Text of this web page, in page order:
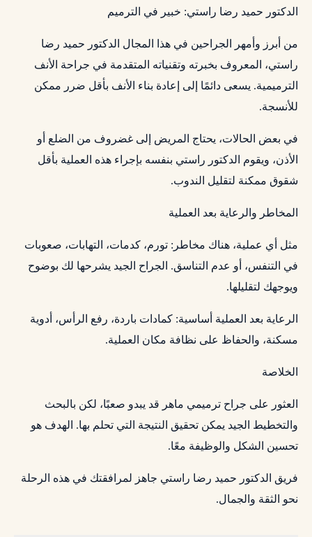
الدكتور حميد رضا راستي: خبير في الترميم
من أبرز وأمهر الجراحين في هذا المجال الدكتور حميد رضا
راستي، المعروف بخبرته وتقنياته المتقدمة في جراحة الأنف
الترميمية. يسعى دائمًا إلى إعادة بناء الأنف بأقل ضرر ممكن
للأنسجة.
في بعض الحالات، يحتاج المريض إلى غضروف من الضلع أو
الأذن، ويقوم الدكتور راستي بنفسه بإجراء هذه العملية بأقل
شقوق ممكنة لتقليل الندوب.
المخاطر والرعاية بعد العملية
مثل أي عملية، هناك مخاطر: تورم، كدمات، التهابات، صعوبات
في التنفس، أو عدم التناسق. الجراح الجيد يشرحها لك بوضوح
ويوجهك لتقليلها.
الرعاية بعد العملية أساسية: كمادات باردة، رفع الرأس، أدوية
مسكنة، والحفاظ على نظافة مكان العملية.
الخلاصة
العثور على جراح ترميمي ماهر قد يبدو صعبًا، لكن بالبحث
والتخطيط الجيد يمكن تحقيق النتيجة التي تحلم بها. الهدف هو
تحسين الشكل والوظيفة معًا.
فريق الدكتور حميد رضا راستي جاهز لمرافقتك في هذه الرحلة
نحو الثقة والجمال.